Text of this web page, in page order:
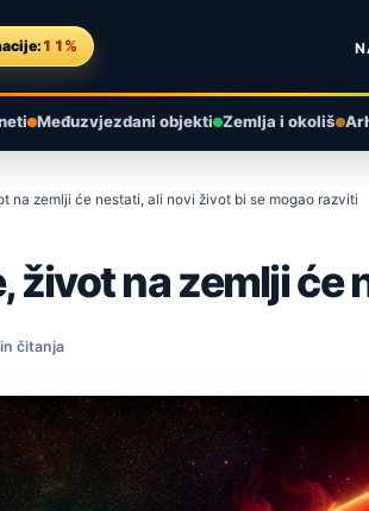
11%
Međuzvjezdani objekti Zemlja i okoliš
na zemlji će nestati, ali novi život bi se mogao razviti
život na zemlji
čitanja